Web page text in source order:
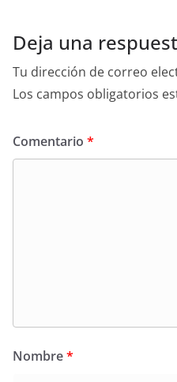
Deja una
Tu dirección de correo
Los campos obligatorios
Comentario *
Nombre*